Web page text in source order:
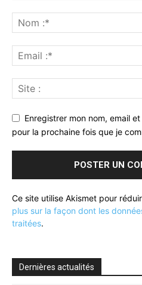
Enregistrer mon nom, email
pour la prochaine fois que je
Ce site utilise Akismet pour
plus sur la façon dont les
traitées.
Dernières actualités